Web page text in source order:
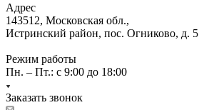
Адрес
143512, Московская обл.,
Истринский район, пос. Огниково, д. 5
Режим работы
Пн. – Пт.: с 9:00 до 18:00
Заказать звонок